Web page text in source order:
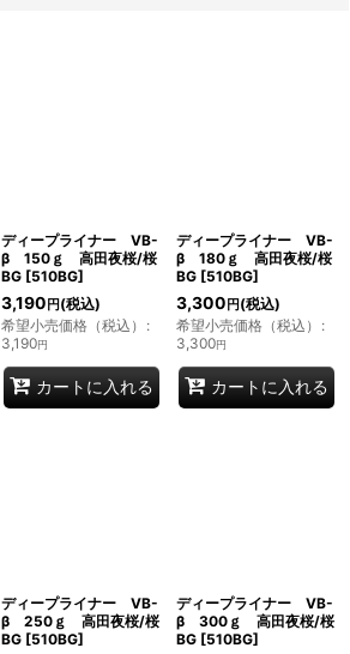
ディープライナー VB-
β 150ｇ 高田夜桜/桜
BG [510BG]
3,190 円(税込)
希望小売価格（税込） :
3,190円
カートに入れる
ディープライナー VB-
β 180ｇ 高田夜桜/桜
BG [510BG]
3,300 円(税込)
希望小売価格（税込） :
3,300円
カートに入れる
ディープライナー VB-
β 250ｇ 高田夜桜/桜
BG [510BG]
ディープライナー VB-
β 300ｇ 高田夜桜/桜
BG [510BG]